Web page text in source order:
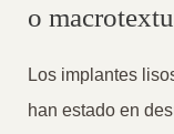
o
Los implantes
han estado en